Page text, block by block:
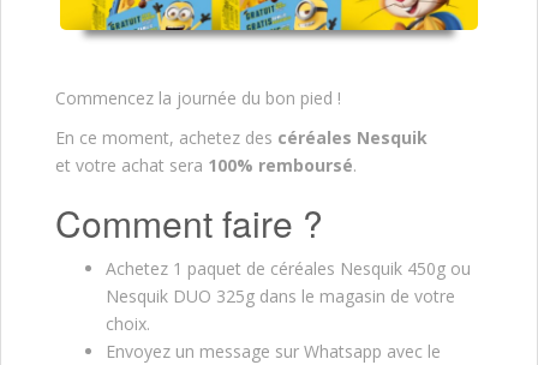
Commencez la journée du bon pied !
En ce moment, achetez des céréales Nesquik
et votre achat sera 100% remboursé.
Comment faire ?
Achetez 1 paquet de céréales Nesquik 450g ou
Nesquik DUO 325g dans le magasin de votre
choix.
Envoyez un message sur Whatsapp avec le